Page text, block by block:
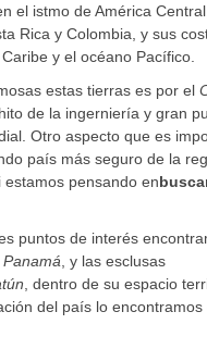
el istmo de América
Rica y Colombia, y sus
y el océano Pacífico.
estas tierras es por el
hito de la ingerniería y gran
Otro aspecto que es
país más seguro de la
estamos pensando en
puntos de interés
, y las esclusas
, dentro de su espacio
del país lo encontramos